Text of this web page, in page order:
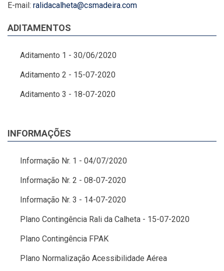
E-mail: ralidacalheta@csmadeira.com
ADITAMENTOS
Aditamento 1 - 30/06/2020
Aditamento 2 - 15-07-2020
Aditamento 3 - 18-07-2020
INFORMAÇÕES
Informação Nr. 1 - 04/07/2020
Informação Nr. 2 - 08-07-2020
Informação Nr. 3 - 14-07-2020
Plano Contingência Rali da Calheta - 15-07-2020
Plano Contingência FPAK
Plano Normalização Acessibilidade Aérea